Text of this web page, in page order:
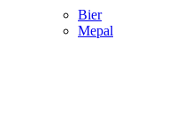
Bier
Mepal